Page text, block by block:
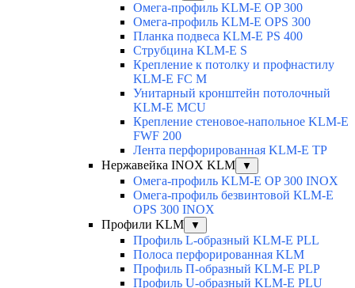
Омега-профиль KLM-E OP 300
Омега-профиль KLM-E OPS 300
Планка подвеса KLM-E PS 400
Струбцина KLM-E S
Крепление к потолку и профнастилу
KLM-E FC M
Унитарный кронштейн потолочный
KLM-E MCU
Крепление стеновое-напольное KLM-E
FWF 200
Лента перфорированная KLM-E TP
Нержавейка INOX KLM
▼
Омега-профиль KLM-E OP 300 INOX
Омега-профиль безвинтовой KLM-E
OPS 300 INOX
Профили KLM
▼
Профиль L-образный KLM-E PLL
Полоса перфорированная KLM
Профиль П-образный KLM-E PLP
Профиль U-образный KLM-E PLU